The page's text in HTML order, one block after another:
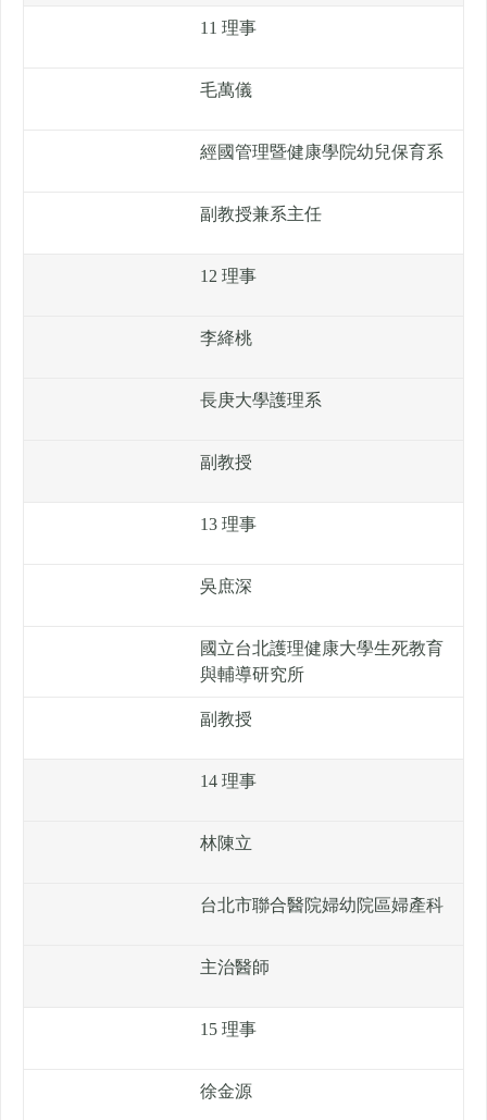
11 理事
毛萬儀
經國管理暨健康學院幼兒保育系
副教授兼系主任
12 理事
李絳桃
長庚大學護理系
副教授
13 理事
吳庶深
國立台北護理健康大學生死教育
與輔導研究所
副教授
14 理事
林陳立
台北市聯合醫院婦幼院區婦產科
主治醫師
15 理事
徐金源